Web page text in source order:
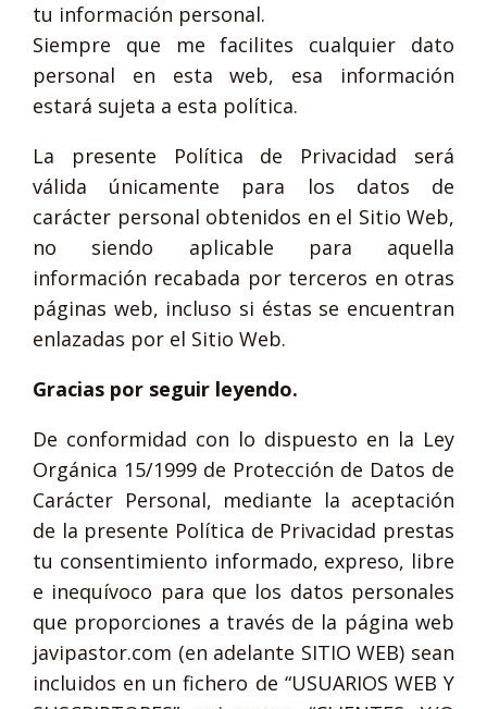
tu información personal.
Siempre que me facilites cualquier dato
personal en esta web, esa información
estará sujeta a esta política.
La presente Política de Privacidad será
válida únicamente para los datos de
carácter personal obtenidos en el Sitio Web,
no siendo aplicable para aquella
información recabada por terceros en otras
páginas web, incluso si éstas se encuentran
enlazadas por el Sitio Web.
Gracias por seguir leyendo.
De conformidad con lo dispuesto en la Ley
Orgánica 15/1999 de Protección de Datos de
Carácter Personal, mediante la aceptación
de la presente Política de Privacidad prestas
tu consentimiento informado, expreso, libre
e inequívoco para que los datos personales
que proporciones a través de la página web
javipastor.com (en adelante SITIO WEB) sean
incluidos en un fichero de “USUARIOS WEB Y